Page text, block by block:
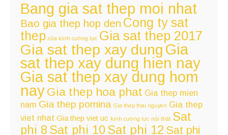
Bang gia sat thep moi nhat
Bao gia thep hop den Cong ty sat
thep cửa kính cường lực Gia sat thep 2017
Gia sat thep xay dung Gia
sat thep xay dung hien nay
Gia sat thep xay dung hom
nayGia thep hoa phat Gia thep mien
nam Gia thep pomina Gia thep thai nguyen Gia thep
viet nhat Gia thep viet uc kính cường lực nội thất Sat
phi 8 Sat phi 10Sat phi 12 Sat phi